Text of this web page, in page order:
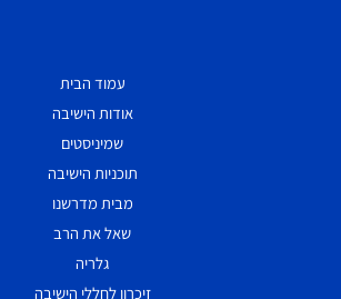
עמוד הבית
אודות הישיבה
שמיניסטים
תוכניות הישיבה
מבית מדרשנו
שאל את הרב
גלריה
זיכרון לחללי הישיבה